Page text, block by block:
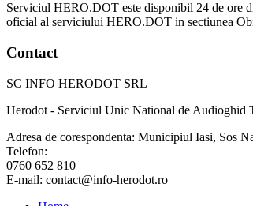
Serviciul HERO.DOT este disponibil 24 de ore
oficial al serviciului HERO.DOT in sectiunea
Contact
SC INFO HERODOT SRL
Herodot - Serviciul Unic National de Audioghid
Adresa de corespondenta: Municipiul Iasi, Sos
Telefon:
0760 652 810
E-mail: contact@info-herodot.ro